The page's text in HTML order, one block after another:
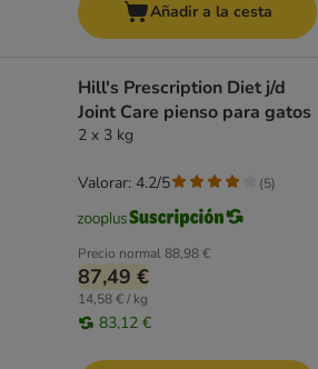
Añadir a la cesta
Hill's Prescription Diet j/d
Joint Care pienso para gatos
2 x 3 kg
Precio normal88,98 €
87,49 €
14,58 € / kg
83,12 €
Valorar: 4.2/5 (5)